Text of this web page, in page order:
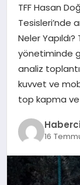
MAGAZIN
EĞITIM
SAĞLIK
TEKNOLOJI
TFF Hasan
Tesisleri’nde
Neler
yönetiminde
analiz
kuvvet ve
top kapma ve
16